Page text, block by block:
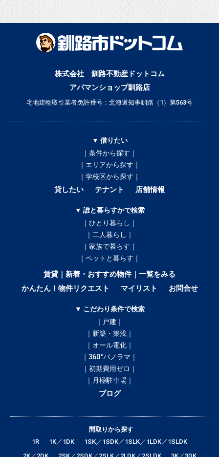
株式会社 釧路不動産ドットコム
アパマンショップ釧路店
宅地建物取引業者免許番号：北海道知事釧路（1）第563号
▼ 借りたい
｜条件から探す｜
｜エリアから探す｜
｜学校区から探す｜
貸したい テナント 店舗情報
▼ 誰と暮らすかで検索
｜ひとり暮らし｜
｜二人暮らし｜
｜家族で暮らす｜
｜ペットと暮らす｜
賃貸｜新着・おすすめ物件｜一覧をみる
かんたん！物件リクエスト
マイリスト お問合せ
▼ こだわり条件で検索
｜戸建｜
｜新築・築浅｜
｜オール電化｜
｜360°パノラマ｜
｜初期費用ゼロ｜
｜月極駐車場｜
ブログ
間取りから探す
1R
1K／1DK
1SK／1SDK／1SLK／1LDK／1SLDK